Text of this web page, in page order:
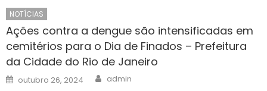
NOTÍCIAS
Ações contra a dengue são intensificadas em
cemitérios para o Dia de Finados – Prefeitura
da Cidade do Rio de Janeiro
Posted
on
outubro 26, 2024 Author
admin